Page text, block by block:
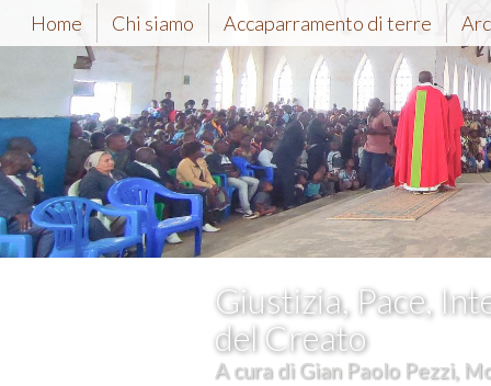
Home Chi siamo Accaparramento di terre
Giustizia, Pace,
del Creato
A cura di Gian Paolo Pezzi,